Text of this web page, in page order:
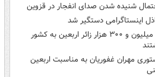
شنیده شدن صدای انفجار در قزوین
اینستاگرامی دستگیر شد
۲ میلیون و ۳۰۰ هزار زائر اربعین به کشور
مهران غفوریان به مناسبت اربعین